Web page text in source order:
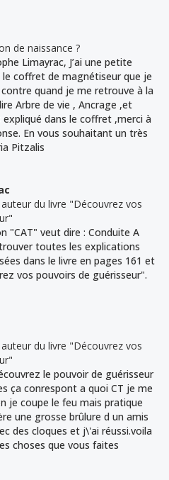
de naissance ?
Limayrac, J’ai une petite
coffret de magnétiseur que je
quand je me retrouve à la
Arbre de vie , Ancrage ,et
expliqué dans le coffret ,merci à
En vous souhaitant un très
Pitzalis
du livre "Découvrez vos
"CAT" veut dire : Conduite A
toutes les explications
dans le livre en pages 161 et
vos pouvoirs de guérisseur".
du livre "Découvrez vos
le pouvoir de guérisseur
ça conrespont a quoi CT je me
je coupe le feu mais pratique
une grosse brûlure d un amis
des cloques et j\'ai réussi.voila
choses que vous faites